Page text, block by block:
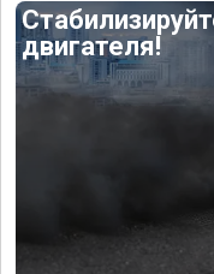
двигателя!